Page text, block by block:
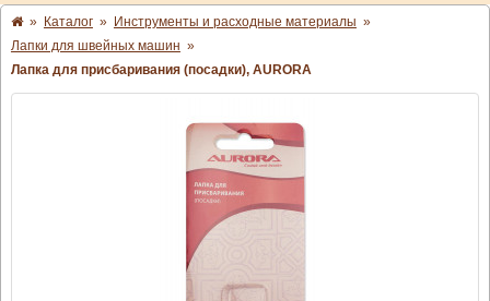
» Каталог » Инструменты и расходные материалы »
Лапки для швейных машин »
Лапка для присбаривания (посадки), AURORA